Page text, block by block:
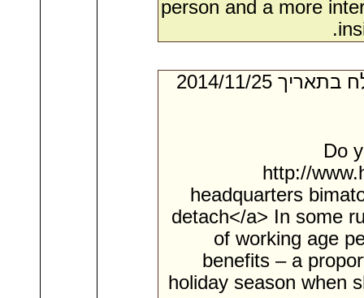
person and a more
- מאת:‏ Gerard*. ‏ נשלח בתאריך ‏25/‏11/‏2014
Do
http://
headquarters
detach</a> In some
of working age
benefits – a
holiday season when